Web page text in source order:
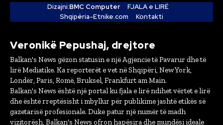
Dizajni:BMC Computer
FJALA e LIRË
Shqipëria-Etnike.com
Kontakti
Veronikë Pepushaj, drejtore
Balkan's News gëzon statusin e një Agjencie të Pavarur dhe të
lirë Mediatike. Ka reporterët e vet në Shqipëri, New York,
Londër, Paris, Romë, Bruksel, Frankfurt am Main.
Balkan's News është një portal ku fjala e lirë ndihet vërtet e lirë
dhe është rreptësisht i mbyllur për publikime jashtë etikës së
gazetarisë profesionale. Duke patur një numër të madh
vizitorësh, Balkan's News ofron hapësira dhe mundësi ideale